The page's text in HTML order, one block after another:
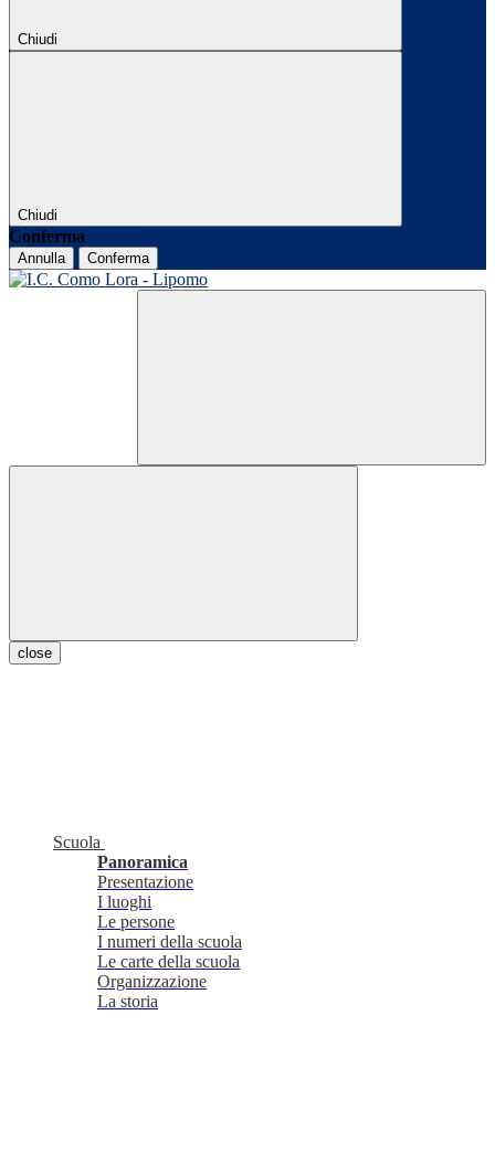
Chiudi
Chiudi
Conferma
Annulla Conferma
close
Scuola
Panoramica
Presentazione
I luoghi
Le persone
I numeri della scuola
Le carte della scuola
Organizzazione
La storia